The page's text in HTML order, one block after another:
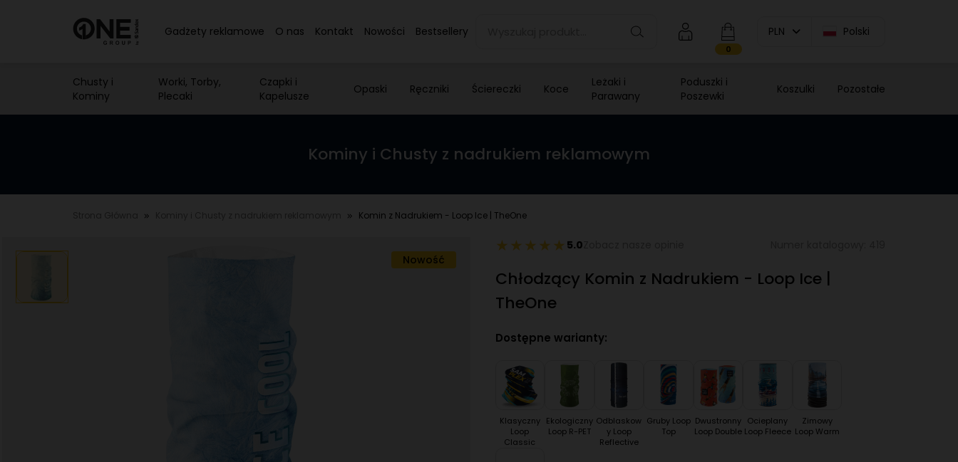
Gadżety reklamowe O nas Kontakt Nowości Bestsellery
0
PLN Polski
Chusty i
Kominy
Worki, Torby,
Plecaki
Czapki i
Kapelusze
Opaski Ręczniki Ściereczki Koce
Leżaki i
Parawany
Poduszki i
Poszewki
Koszulki Pozostałe
Kominy i Chusty z nadrukiem reklamowym
Komin z Nadrukiem - Loop Ice | TheOne
Nowość
5.0
Chłodzący Komin z Nadrukiem - Loop Ice |
TheOne
Dostępne warianty:
Klasyczny
Loop
Classic
Ekologiczny
Loop R-PET
Odblaskow
y Loop
Reflective
Gruby Loop
Top
Dwustronny
Loop Double
Ocieplany
Loop Fleece
Zimowy
Loop Warm